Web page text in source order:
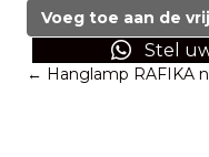
rood
aantal
Voeg toe aan de
Stel
Posts
← Hanglamp RAFIKA